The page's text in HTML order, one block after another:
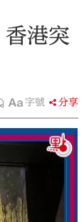
港突
字號 分享